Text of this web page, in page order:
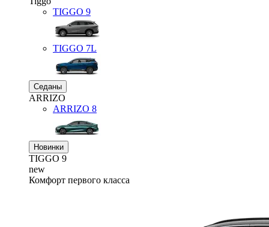
TIGGO 9
TIGGO 7L
Седаны
ARRIZO
ARRIZO 8
Новинки
TIGGO 9
new
Комфорт первого класса